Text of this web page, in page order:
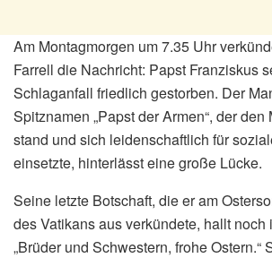
Am Montagmorgen um 7.35 Uhr
Farrell die Nachricht: Papst Franziskus
Schlaganfall friedlich gestorben. Der
Spitznamen „Papst der Armen“, der
stand und sich leidenschaftlich für
einsetzte, hinterlässt eine große Lücke.
Seine letzte Botschaft, die er am
des Vatikans aus verkündete, hallt noch
„Brüder und Schwestern, frohe Ostern.“